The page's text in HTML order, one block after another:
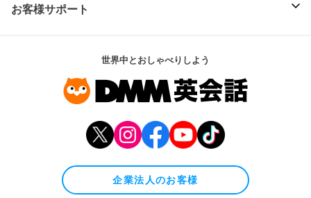
お客様サポート
世界中とおしゃべりしよう
企業法人のお客様